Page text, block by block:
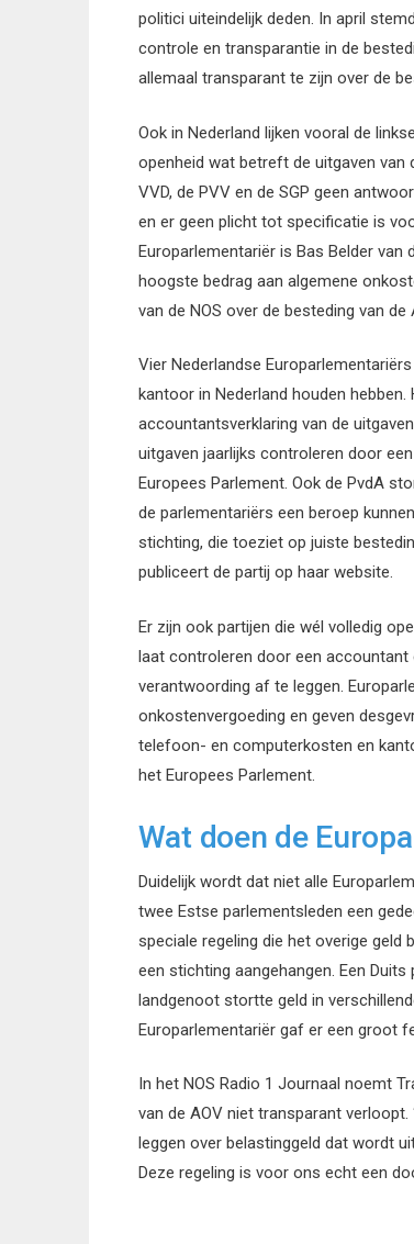
politici uiteindelijk deden. In april
controle en transparantie in de
allemaal transparant te zijn over de
Ook in Nederland lijken vooral de
openheid wat betreft de uitgaven van
VVD, de PVV en de SGP geen
en er geen plicht tot specificatie is
Europarlementariër is Bas Belder van
hoogste bedrag aan algemene
van de NOS over de besteding van de
Vier Nederlandse Europarlementariërs
kantoor in Nederland houden
accountantsverklaring van de
uitgaven jaarlijks controleren door
Europees Parlement. Ook de PvdA
de parlementariërs een beroep
stichting, die toeziet op juiste
publiceert de partij op haar website.
Er zijn ook partijen die wél volledig
laat controleren door een accountant
verantwoording af te leggen.
onkostenvergoeding en geven
telefoon- en computerkosten en
het Europees Parlement.
Wat doen de
Duidelijk wordt dat niet alle
twee Estse parlementsleden een
speciale regeling die het overige geld
een stichting aangehangen. Een
landgenoot stortte geld in
Europarlementariër gaf er een groot
In het NOS Radio 1 Journaal noemt
van de AOV niet transparant
leggen over belastinggeld dat wordt
Deze regeling is voor ons echt een